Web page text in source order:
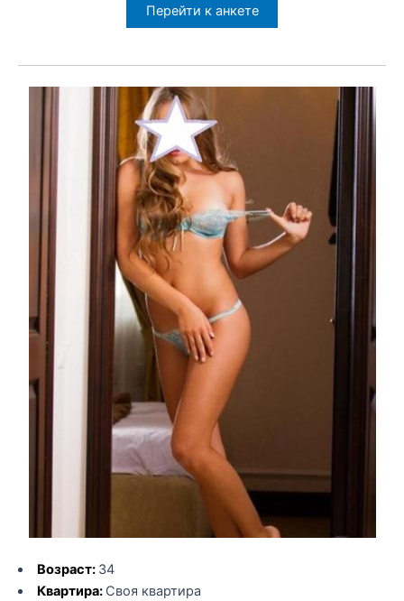
Перейти к анкете
Возраст: 34
Квартира: Своя квартира